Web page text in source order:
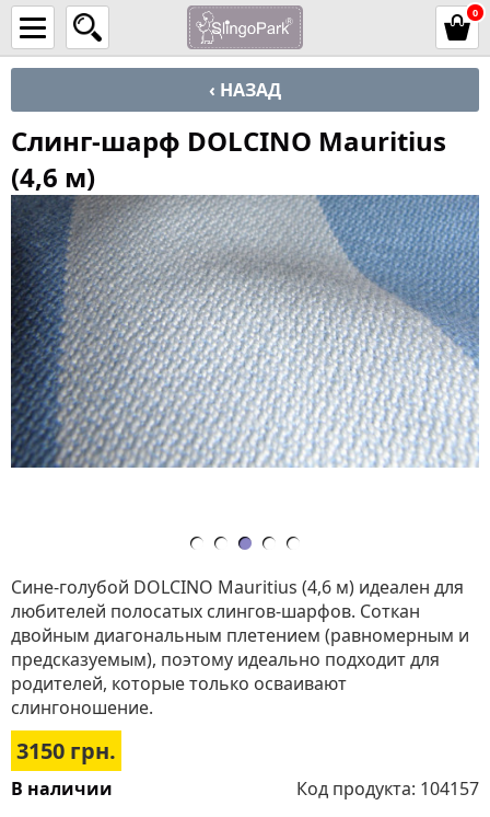
0
‹ НАЗАД
Слинг-шарф DOLCINO Mauritius
(4,6 м)
Сине-голубой DOLCINO Mauritius (4,6 м) идеален для
любителей полосатых слингов-шарфов. Соткан
двойным диагональным плетением (равномерным и
предсказуемым), поэтому идеально подходит для
родителей, которые только осваивают
слингоношение.
3150 грн.
В наличии Код продукта: 104157